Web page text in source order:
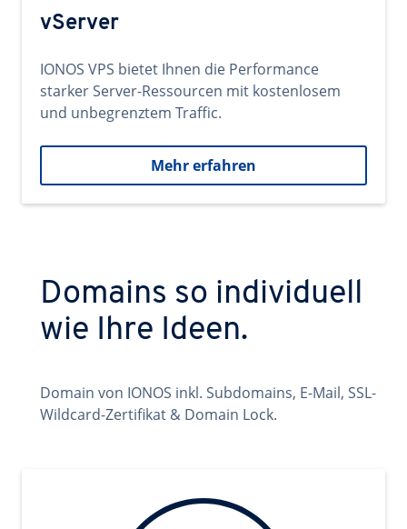
vServer
IONOS VPS bietet Ihnen die Performance
starker Server-Ressourcen mit kostenlosem
und unbegrenztem Traffic.
Mehr erfahren
Domains so individuell
wie Ihre Ideen.
Domain von IONOS inkl. Subdomains, E-Mail, SSL-
Wildcard-Zertifikat & Domain Lock.